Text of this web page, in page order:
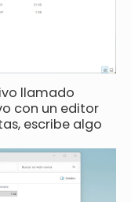
llamado
con un editor
escribe algo